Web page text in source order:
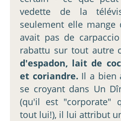
vedette de la
seulement elle mange
avait pas de
rabattu sur tout autre
d'espadon, lait de
et coriandre. Il a bien
se croyant dans Un
(qu'il est "corporate"
tout lui!), il lui attribut